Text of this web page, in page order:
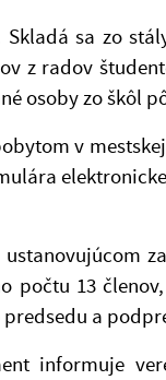
sa zo
z radov
osoby zo škôl
v
13
a
informuje